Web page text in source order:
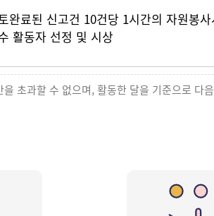
완료된 신고건 10건당 1시간의 자원봉
활동자 선정 및 시상
초과할 수 없으며, 활동한 달을 기준으로 다